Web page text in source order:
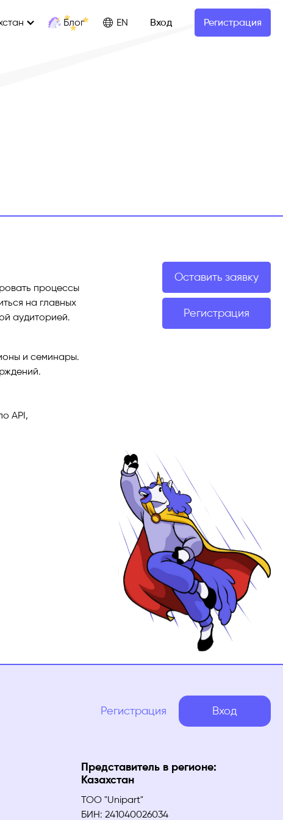
Блог EN Вход Регистрация
процессы
на главных
аудиторией.
и семинары.
API,
Оставить заявку
Регистрация
Регистрация Вход
Представитель в регионе:
Казахстан
ТОО "Unipart"
БИН: 241040026034